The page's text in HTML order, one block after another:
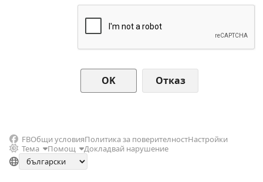
Отказ
FBОбщи условияПолитика за поверителностНастройки
Тема
Помощ Докладвай нарушение